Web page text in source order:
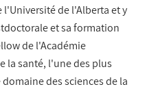
de l'Alberta et y
et sa formation
de l'Académie
la santé, l'une des plus
des sciences de la